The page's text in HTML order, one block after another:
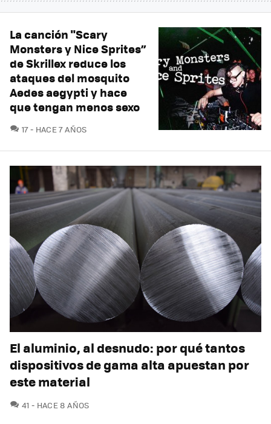
La canción "Scary
Monsters y Nice Sprites”
de Skrillex reduce los
ataques del mosquito
Aedes aegypti y hace
que tengan menos sexo
17COMENTARIOS
HACE 7 AÑOS
El aluminio, al desnudo: por qué tantos
dispositivos de gama alta apuestan por
este material
41 COMENTARIOS
HACE 8 AÑOS